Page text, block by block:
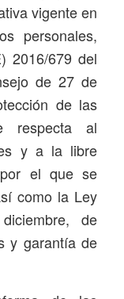
vigente en
personales,
2016/679 del
de 27 de
de las
respecta al
y a la libre
el que se
como la Ley
de
y garantía de